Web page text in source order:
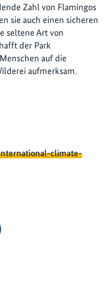
Zahl von Flamingos
sie auch einen sicheren
seltene Art von
der Park
auf die
aufmerksam.
climate-